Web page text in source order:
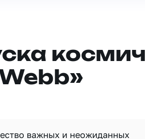
важных и неожиданных